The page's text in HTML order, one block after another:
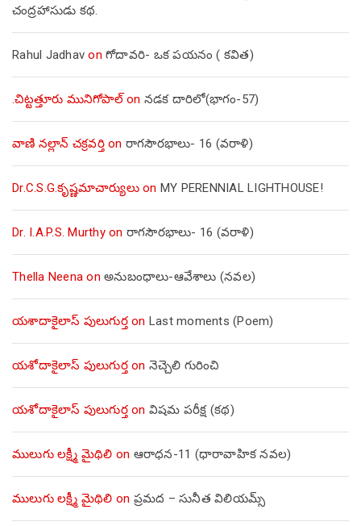
చంద్రహాసుడు కథ.
Rahul Jadhav on గోదావరి- ఒక పయనం ( కవిత)
.చిట్టత్తూరు మునిగోపాల్on నడక దారిలో(భాగం-57)
వాణి నల్లాన్ చక్రవర్తిon రాగసౌరభాలు- 16 (వరాళి)
Dr.C.S.G.కృష్ణమాచార్యులుon MY PERENNIAL LIGHTHOUSE!
Dr. I.A.P.S. Murthyon రాగసౌరభాలు- 16 (వరాళి)
Thella Neena on అనుబంధాలు-ఆవేశాలు (నవల)
యశాదాకైలాస్ పులుగుర్తon Last moments (Poem)
యశోదాకైలాస్ పులుగుర్తon నెచ్చెలి గురించి
యశోదాకైలాస్ పులుగుర్తon విషమ పరీక్ష (క‌థ‌)
ములుగు లక్ష్మీ మైథిలి on ఆరాధన-11 (ధారావాహిక నవల)
ములుగు లక్ష్మీ మైథిలి on ప్రమద – సునీత విలియమ్స్